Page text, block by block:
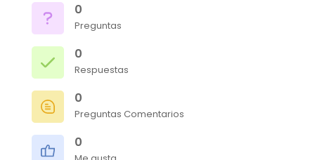
0
Preguntas
0
Respuestas
0
Preguntas Comentarios
0